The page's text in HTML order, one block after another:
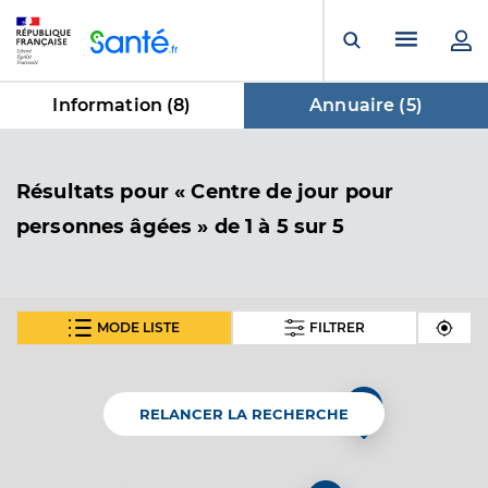
Ouvrir laMenu
Information (8) Annuaire (5)
Résultats dans Annuaire
pour « Centre de jour pour
personnes âgées » de 1 à 5 sur 5
MODE LISTE FILTRER
Centre hospitalier spécialisé de lutte contre les
maladies mentales
Etablissement de soins
RELANCER LA RECHERCHE